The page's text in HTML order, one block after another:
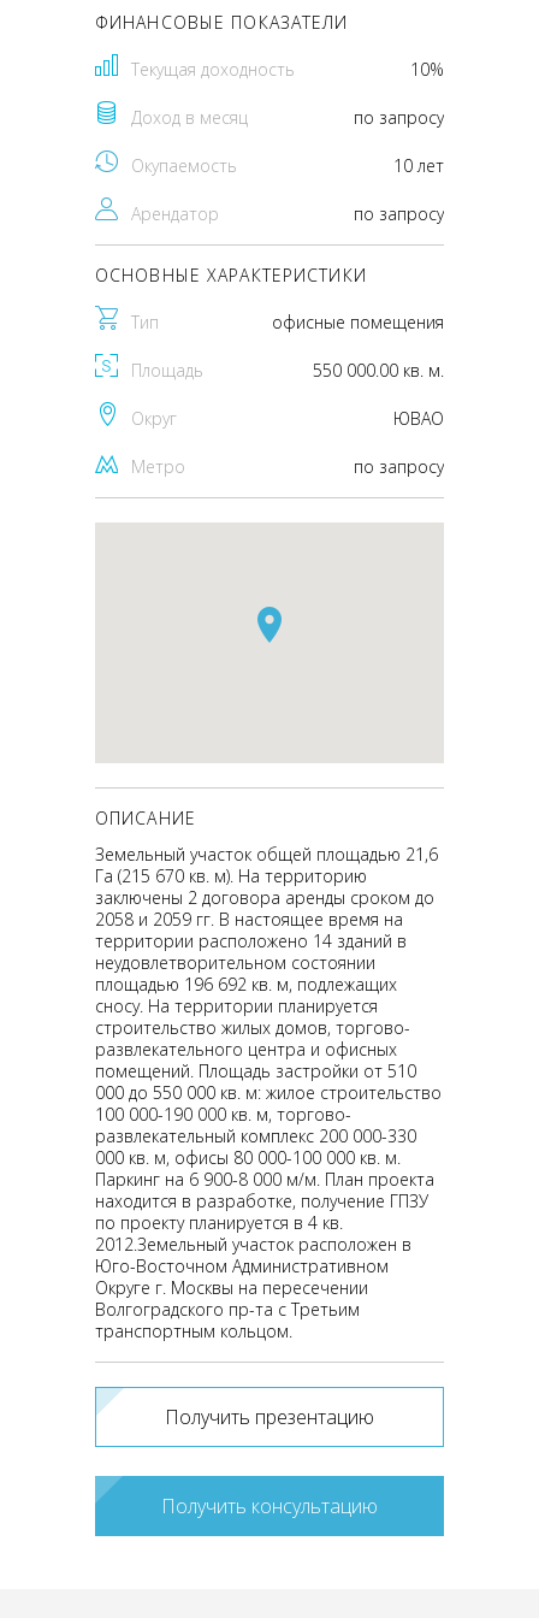
ФИНАНСОВЫЕ ПОКАЗАТЕЛИ
Текущая доходность 10%
Доход в месяц по запросу
Окупаемость 10 лет
Арендатор по запросу
ОСНОВНЫЕ ХАРАКТЕРИСТИКИ
Тип офисные помещения
Площадь 550 000.00 кв. м.
Округ ЮВАО
Метро по запросу
ОПИСАНИЕ
Земельный участок общей площадью 21,6
Га (215 670 кв. м). На территорию
заключены 2 договора аренды сроком до
2058 и 2059 гг. В настоящее время на
территории расположено 14 зданий в
неудовлетворительном состоянии
площадью 196 692 кв. м, подлежащих
сносу. На территории планируется
строительство жилых домов, торгово-
развлекательного центра и офисных
помещений. Площадь застройки от 510
000 до 550 000 кв. м: жилое строительство
100 000-190 000 кв. м, торгово-
развлекательный комплекс 200 000-330
000 кв. м, офисы 80 000-100 000 кв. м.
Паркинг на 6 900-8 000 м/м. План проекта
находится в разработке, получение ГПЗУ
по проекту планируется в 4 кв.
2012.Земельный участок расположен в
Юго-Восточном Административном
Округе г. Москвы на пересечении
Волгоградского пр-та с Третьим
транспортным кольцом.
Получить презентацию
Получить консультацию